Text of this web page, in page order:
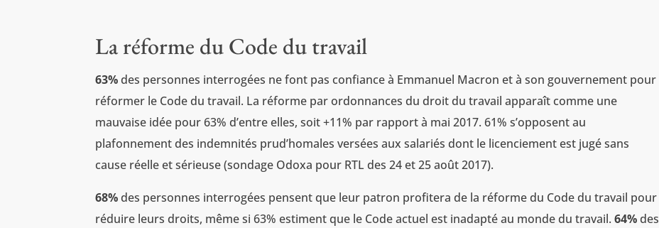
La réforme du Code du travail
63% des personnes interrogées ne font pas confiance à Emmanuel Macron et à son gouvernement pour
réformer le Code du travail. La réforme par ordonnances du droit du travail apparaît comme une
mauvaise idée pour 63% d’entre elles, soit +11% par rapport à mai 2017. 61% s’opposent au
plafonnement des indemnités prud’homales versées aux salariés dont le licenciement est jugé sans
cause réelle et sérieuse (sondage Odoxa pour RTL des 24 et 25 août 2017).
68% des personnes interrogées pensent que leur patron profitera de la réforme du Code du travail pour
réduire leurs droits, même si 63% estiment que le Code actuel est inadapté au monde du travail.64% des